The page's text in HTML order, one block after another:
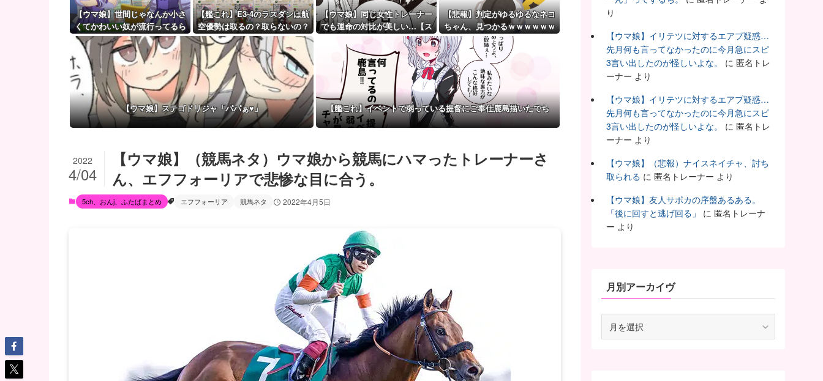
【ウマ娘】世間じゃなんか小さ
くてかわいい奴が流行ってるら
しいな？
【艦これ】E3-4のラスダンは航
空優勢は取るの？取らないの？
【ウマ娘】同じ女性トレーナー
でも運命の対比が美しい…【ス
タブロ第63話】
【悲報】判定がゆるゆるなネコ
ちゃん、見つかるｗｗｗｗｗｗ
【ウマ娘】ステゴドリジャ「パパぁ♥」 【艦これ】イベントで弱っている提督にご奉仕鹿島描いたでち
【ウマ娘】（競馬ネタ）ウマ娘から競馬にハマったトレーナーさ
ん、エフフォーリアで悲惨な目に合う。
2022
4/04
5ch、おんj、ふたばまとめ エフフォーリア 競馬ネタ 2022年4月5日
り
【ウマ娘】イリテツに対するエアプ疑惑…
先月何も言ってなかったのに今月急にスピ
3言い出したのが怪しいよな。
に 匿名トレ
ーナー より
【ウマ娘】イリテツに対するエアプ疑惑…
先月何も言ってなかったのに今月急にスピ
3言い出したのが怪しいよな。
に 匿名トレ
ーナー より
【ウマ娘】（悲報）ナイスネイチャ、討ち
取られる に 匿名トレーナー より
【ウマ娘】友人サポカの序盤あるある。
「後に回すと逃げ回る」
に 匿名トレーナ
ー より
月別アーカイヴ